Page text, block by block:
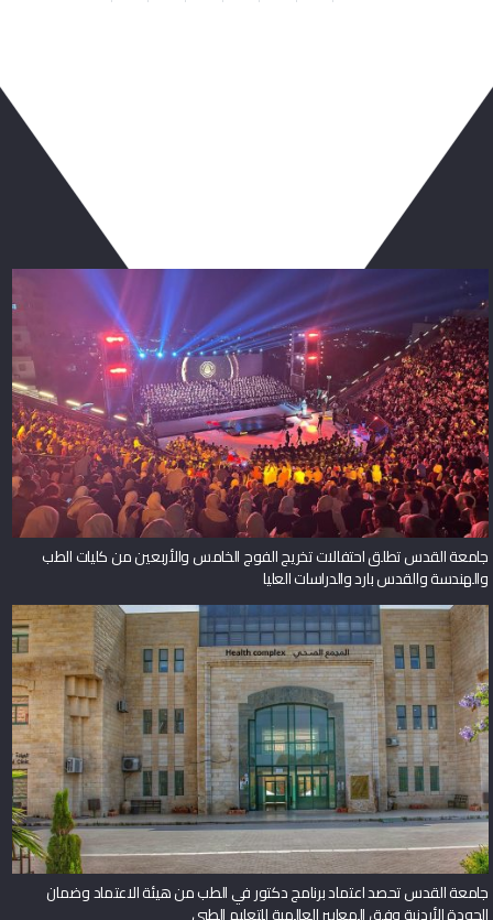
جامعة القدس تطلق احتفالات تخريج الفوج الخامس والأربعين من كليات الطب
والهندسة والقدس بارد والدراسات العليا
جامعة القدس تحصد اعتماد برنامج دكتور في الطب من هيئة الاعتماد وضمان